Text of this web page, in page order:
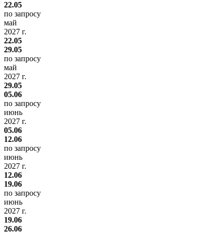
22.05
по запросу
май
2027 г.
22.05
29.05
по запросу
май
2027 г.
29.05
05.06
по запросу
июнь
2027 г.
05.06
12.06
по запросу
июнь
2027 г.
12.06
19.06
по запросу
июнь
2027 г.
19.06
26.06